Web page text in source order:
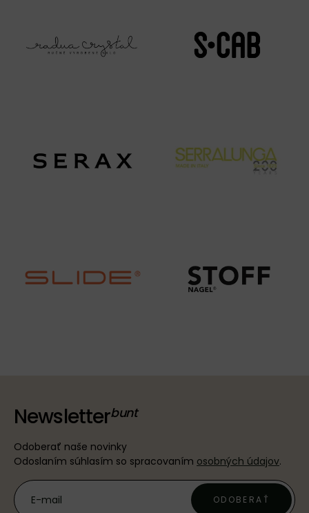
Newsletter
Odoberať naše novinky
Odoslaním súhlasím so spracovaním osobných údajov.
ODOBERAŤ